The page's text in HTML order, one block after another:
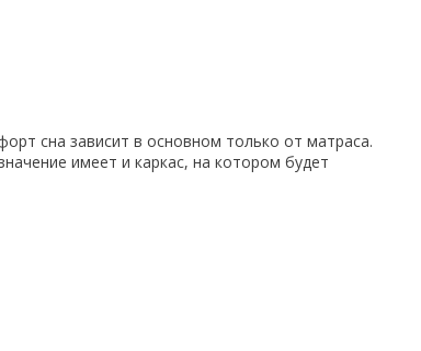
сна зависит в основном только от матраса.
имеет и каркас, на котором будет